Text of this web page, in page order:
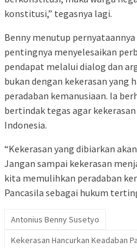
konstitusi,” tegasnya lagi.
Benny menutup
pentingnya menyelesaikan
pendapat melalui dialog dan
bukan dengan kekerasan yang
peradaban kemanusiaan. Ia
bertindak tegas agar
Indonesia.
“Kekerasan yang dibiarkan
Jangan sampai kekerasan
kita memulihkan peradaban
Pancasila sebagai hukum
Antonius Benny Susetyo
Kekerasan Hancurkan Keadaban